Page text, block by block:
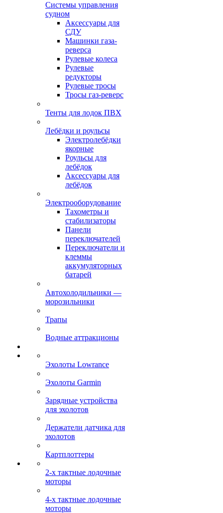
Системы управления
судном
Аксессуары для
СДУ
Машинки газа-
реверса
Рулевые колеса
Рулевые
редукторы
Рулевые тросы
Тросы газ-реверс
Тенты для лодок ПВХ
Лебёдки и роульсы
Электролебёдки
якорные
Роульсы для
лебёдок
Аксессуары для
лебёдок
Электрооборудование
Тахометры и
стабилизаторы
Панели
переключателей
Переключатели и
клеммы
аккумуляторных
батарей
Автохолодильники —
морозильники
Трапы
Водные аттракционы
Эхолоты Lowrance
Эхолоты Garmin
Зарядные устройства
для эхолотов
Держатели датчика для
эхолотов
Картплоттеры
2-х тактные лодочные
моторы
4-х тактные лодочные
моторы